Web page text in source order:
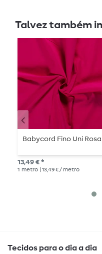
Talvez também
Babycord Fino Uni Rosa
13,49 € *
1 metro | 13,49 € / metro
Tecidos para o dia a dia